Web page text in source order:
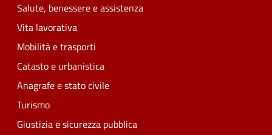
Salute, benessere e assistenza
Vita lavorativa
Mobilità e trasporti
Catasto e urbanistica
Anagrafe e stato civile
Turismo
Giustizia e sicurezza pubblica